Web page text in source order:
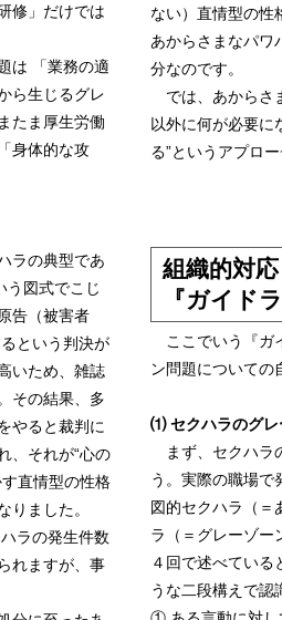
修」だけでは
は 「業務の適
ら生じるグレ
たま厚生労働
身体的な攻
ない）直情型の性
あからさまなパワ
分なのです。
では、あからさ
以外に何が必要に
る”というアプロ
ラの典型であ
う図式でこじ
告（被害者
という判決が
いため、雑誌
その結果、多
やると裁判に
、それが“心の
直情型の性格
りました。
ラの発生件数
れますが、事
組織的対応
『ガイド
ここでいう『ガ
ン問題についての
⑴ セクハラのグレ
まず、セクハラ
う。実際の職場で
図的セクハラ（＝
ラ（＝グレーゾー
４回で述べている
うな二段構えで認